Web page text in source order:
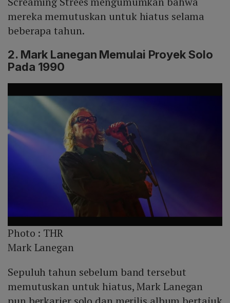
mereka memutuskan untuk hiatus selama
beberapa tahun.
2. Mark Lanegan Memulai Proyek Solo
Pada 1990
Photo : THR
Mark Lanegan
Sepuluh tahun sebelum band tersebut
memutuskan untuk hiatus, Mark Lanegan